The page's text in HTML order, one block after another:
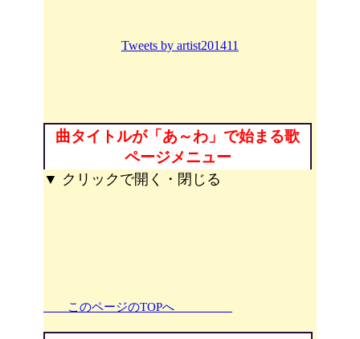
Tweets by artist201411
曲タイトルが「あ～わ」で始まる歌
ページメニュー
▼ クリックで開く・閉じる
このページのTOPへ